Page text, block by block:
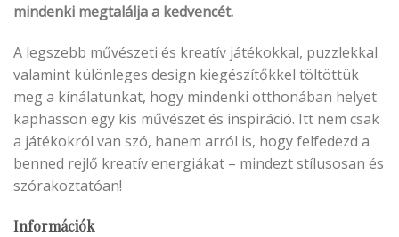
mindenki megtalálja a kedvencét.
A legszebb művészeti és kreatív játékokkal, puzzlekkal
valamint különleges design kiegészítőkkel töltöttük
meg a kínálatunkat, hogy mindenki otthonában helyet
kaphasson egy kis művészet és inspiráció. Itt nem csak
a játékokról van szó, hanem arról is, hogy felfedezd a
benned rejlő kreatív energiákat – mindezt stílusosan és
szórakoztatóan!
Információk